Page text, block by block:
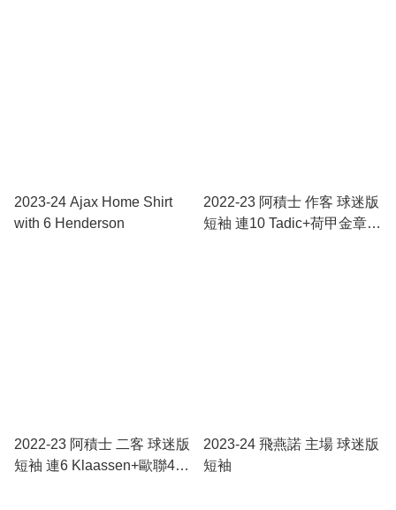
2023-24 Ajax Home Shirt
with 6 Henderson
2022-23 阿積士 作客 球迷版
短袖 連10 Tadic+荷甲金章
2022-23 阿積士 二客 球迷版
短袖 連6 Klaassen+歐聯4次
2023-24 飛燕諾 主場 球迷版
短袖